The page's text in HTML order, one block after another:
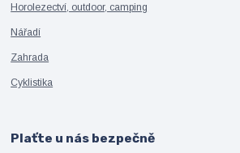
Horolezectví, outdoor, camping
Nářadí
Zahrada
Cyklistika
Plaťte u nás bezpečně